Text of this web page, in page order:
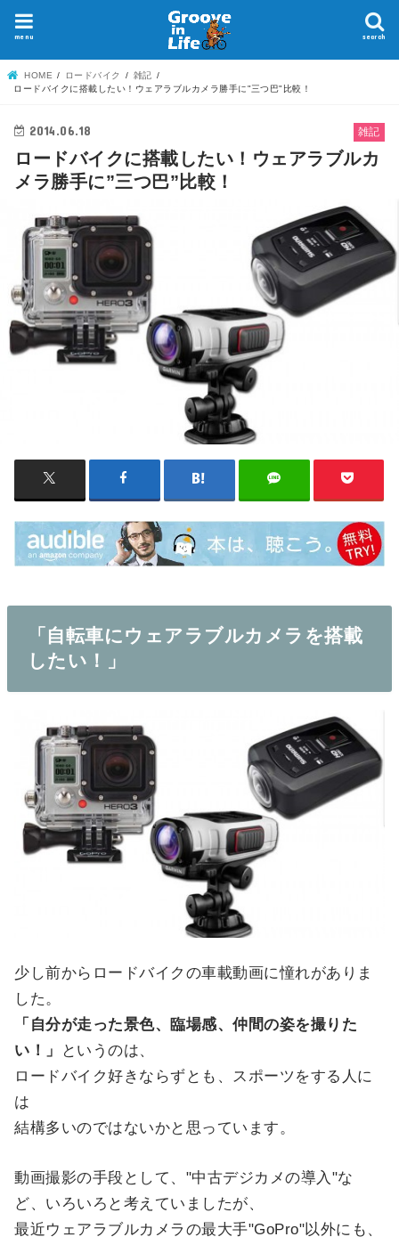
search
menu
HOME ロードバイク
雑記
ロードバイクに搭載したい！ウェアラブルカメラ勝手に"三つ巴"比較！
雑記
2014.06.18
ロードバイクに搭載したい！ウェアラブルカ
メラ勝手に”三つ巴”比較！
「自転車にウェアラブルカメラを搭載
したい！」
少し前からロードバイクの車載動画に憧れがありま
した。
「自分が走った景色、臨場感、仲間の姿を撮りた
い！」
というのは、
ロードバイク好きならずとも、スポーツをする人に
は
結構多いのではないかと思っています。
動画撮影の手段として、"中古デジカメの導入"な
ど、いろいろと考えていましたが、
最近ウェアラブルカメラの最大手"GoPro"以外にも、